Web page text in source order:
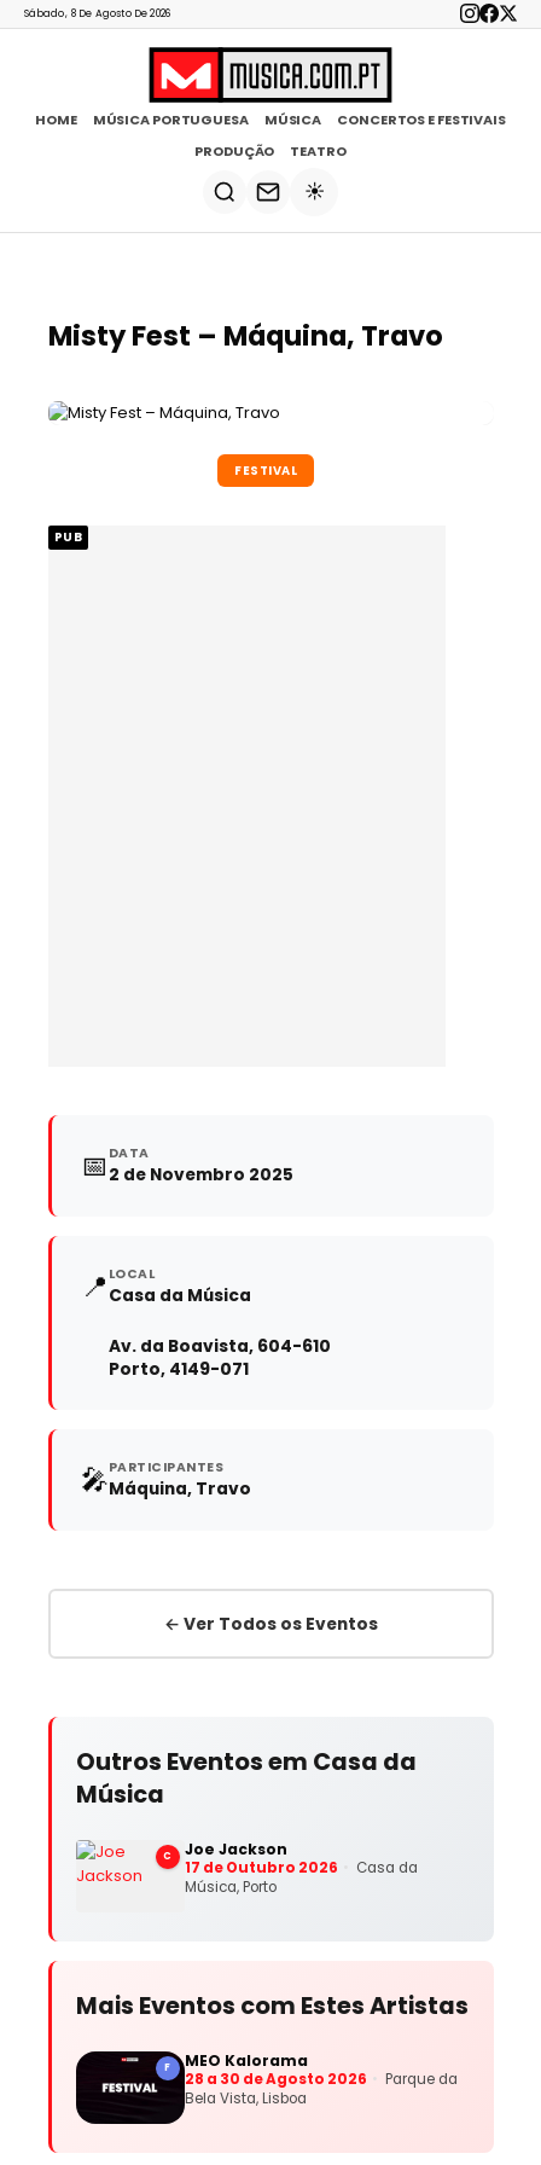
Sábado, 8 De Agosto De 2026
HOME MÚSICA PORTUGUESA MÚSICA
CONCERTOS E FESTIVAIS
PRODUÇÃO
TEATRO
☀️
Misty Fest – Máquina, Travo
FESTIVAL
PUB
📅 DATA
2 de Novembro 2025
📍 LOCAL
Casa da Música
Av. da Boavista, 604-610
Porto, 4149-071
🎤PARTICIPANTES
Máquina, Travo
← Ver Todos os Eventos
Outros Eventos em Casa da
Música
C Joe Jackson
17 de Outubro 2026
Casa da
Música, Porto
Mais Eventos com Estes Artistas
F MEO Kalorama
28 a 30 de Agosto 2026
Parque da
Bela Vista, Lisboa